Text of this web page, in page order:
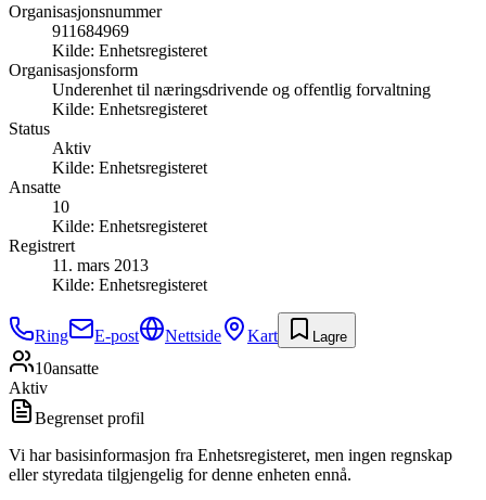
Organisasjonsnummer
911684969
Kilde: Enhetsregisteret
Organisasjonsform
Underenhet til næringsdrivende og offentlig forvaltning
Kilde: Enhetsregisteret
Status
Aktiv
Kilde: Enhetsregisteret
Ansatte
10
Kilde: Enhetsregisteret
Registrert
11. mars 2013
Kilde: Enhetsregisteret
Ring E-post Nettside Kart Lagre
10ansatte
Aktiv
Begrenset profil
Vi har basisinformasjon fra Enhetsregisteret, men ingen regnskap
eller styredata tilgjengelig for denne enheten ennå.